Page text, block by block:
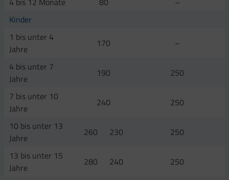
Kinder
1 bis unter 4
Jahre
170
–
4 bis unter 7
Jahre
190
250
7 bis unter 10
Jahre
240
250
10 bis unter 13
Jahre
260 230
250
13 bis unter 15
Jahre
280 240
250